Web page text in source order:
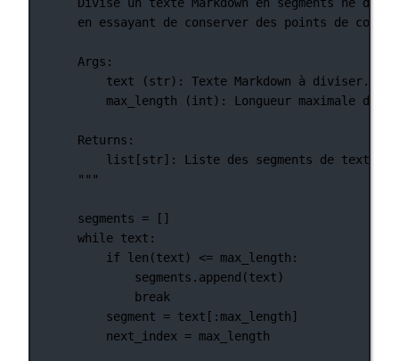
en essayant de conserver des points de
Args:
text (str): Texte Markdown à diviser.
max_length (int): Longueur maximale de
Returns:
list[str]: Liste des segments de texte
"""
segments = []
while text:
if
len (text) <= max_length:
segments.append(text)
break
segment = text[:max_length]
next_index = max_length